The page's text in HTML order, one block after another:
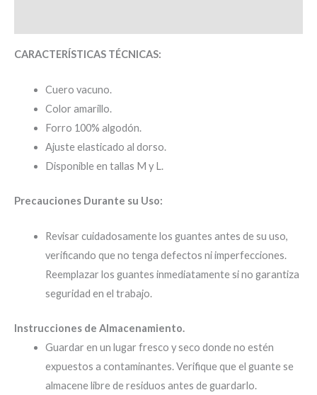
CARACTERÍSTICAS TÉCNICAS:
Cuero vacuno.
Color amarillo.
Forro 100% algodón.
Ajuste elasticado al dorso.
Disponible en tallas M y L.
Precauciones Durante su Uso:
Revisar cuidadosamente los guantes antes de su uso,
verificando que no tenga defectos ni imperfecciones.
Reemplazar los guantes inmediatamente si no garantiza
seguridad en el trabajo.
Instrucciones de Almacenamiento.
Guardar en un lugar fresco y seco donde no estén
expuestos a contaminantes. Verifique que el guante se
almacene libre de residuos antes de guardarlo.